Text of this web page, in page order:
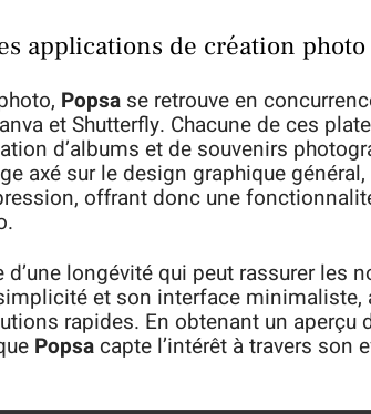
applications de création photo
Popsa se retrouve en
et Shutterfly. Chacune de ces
d’albums et de souvenirs
axé sur le design graphique général,
offrant donc une
longévité qui peut rassurer les
et son interface minimaliste,
rapides. En obtenant un aperçu
Popsacapte l’intérêt à travers son